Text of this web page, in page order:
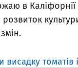
в
висадку